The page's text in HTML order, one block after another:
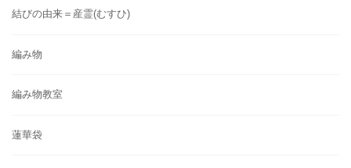
結びの由来＝産霊(むすひ)
編み物
編み物教室
蓮華袋